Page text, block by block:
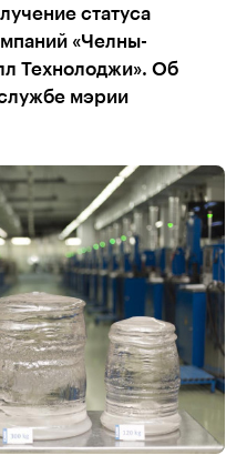
статуса
«Челны-
Технолоджи». Об
мэрии